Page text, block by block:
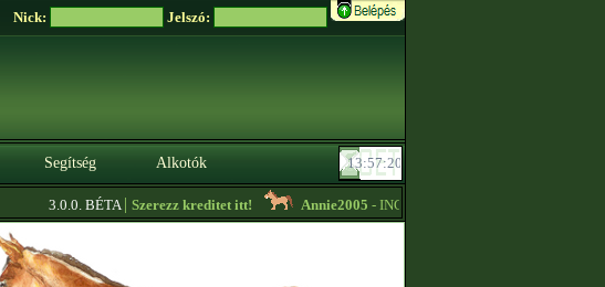
Nick: Jelszó:
Segítség Alkotók
3.0.0. BÉTA|Szerezz kreditet itt! Annie2005- INGYEN LOVAK KEZDŐKNEK -